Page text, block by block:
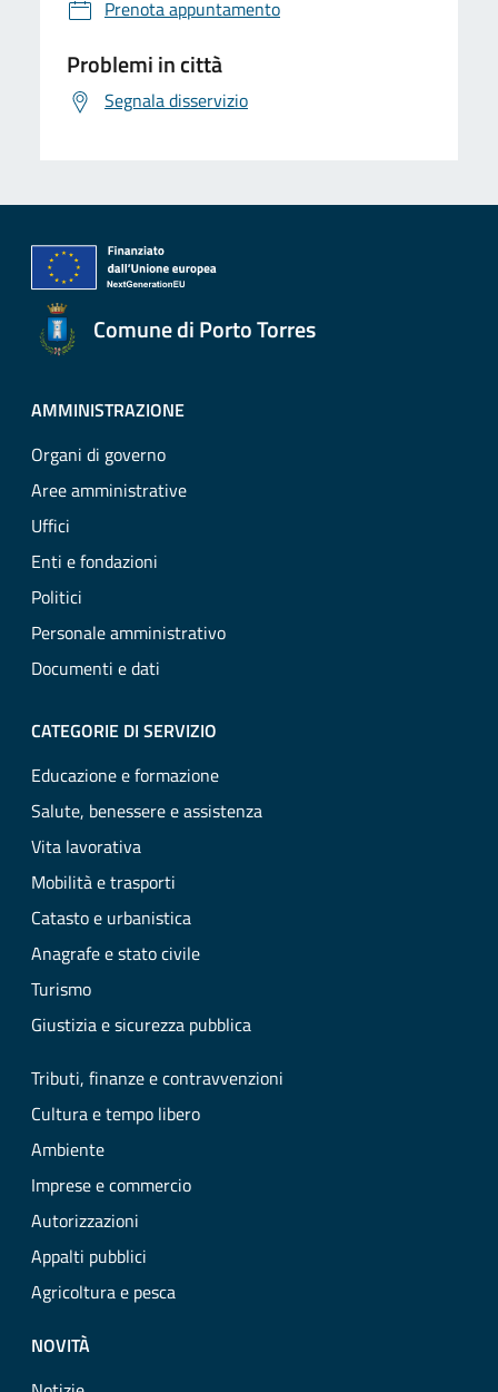
Prenota appuntamento
Problemi in città
Segnala disservizio
Comune di Porto Torres
AMMINISTRAZIONE
Organi di governo
Aree amministrative
Uffici
Enti e fondazioni
Politici
Personale amministrativo
Documenti e dati
CATEGORIE DI SERVIZIO
Educazione e formazione
Salute, benessere e assistenza
Vita lavorativa
Mobilità e trasporti
Catasto e urbanistica
Anagrafe e stato civile
Turismo
Giustizia e sicurezza pubblica
Tributi, finanze e contravvenzioni
Cultura e tempo libero
Ambiente
Imprese e commercio
Autorizzazioni
Appalti pubblici
Agricoltura e pesca
NOVITÀ